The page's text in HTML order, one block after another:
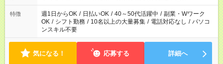
特徴 週1日からOK / 日払いOK / 40～50代活躍中 / 副業・Wワーク
OK / シフト勤務 / 10名以上の大量募集 / 電話対応なし / パソコ
ンスキル不要
気になる！ 応募する 詳細へ